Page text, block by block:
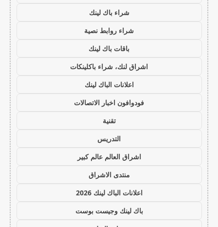
شراء باك لينك
شراء روابط نصية
باقات باك لينك
اشراق لنك، شراء باكلينكات
اعلانات الباك لينك
فودوافون اخبار الاتصالات
تقنية
التدريس
اشراق العالم عالم كبير
منتدى الاشراق
اعلانات الباك لينك 2026
باك لينك وجيست بوست